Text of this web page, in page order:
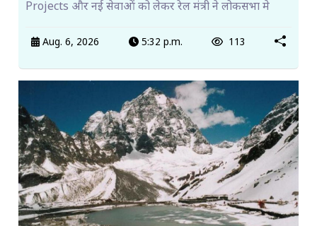
Projects और नई सेवाओं को लेकर रेल मंत्री ने लोकसभा मे
Aug. 6, 2026 5:32 p.m. 113